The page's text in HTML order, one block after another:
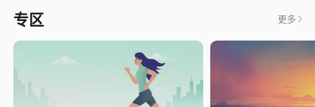
专区 更多